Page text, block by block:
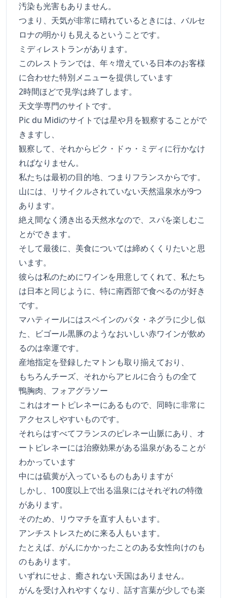
汚染も光害もありません。
つまり、天気が非常に晴れているときには、バルセ
ロナの明かりも見えるということです。
ミディレストランがあります。
このレストランでは、年々増えている日本のお客様
に合わせた特別メニューを提供しています
2時間ほどで見学は終了します。
天文学専門のサイトです。
Pic du Midiのサイトでは星や月を観察することがで
きますし、
観察して、それからピク・ドゥ・ミディに行かなけ
ればなりません。
私たちは最初の目的地、つまりフランスからです。
山には、リサイクルされていない天然温泉水が9つ
あります。
絶え間なく湧き出る天然水なので、スパを楽しむこ
とができます。
そして最後に、美食については締めくくりたいと思
います。
彼らは私のためにワインを用意してくれて、私たち
は日本と同じように、特に南西部で食べるのが好き
です。
マハティールにはスペインのパタ・ネグラに少し似
た、ビゴール黒豚のようなおいしい赤ワインが飲め
るのは幸運です。
産地指定を登録したマトンも取り揃えており、
もちろんチーズ、それからアヒルに合うもの全て
鴨胸肉、フォアグラソー
これはオートピレネーにあるもので、同時に非常に
アクセスしやすいものです。
それらはすべてフランスのピレネー山脈にあり、オ
ートピレネーには治療効果がある温泉があることが
わかっています
中には硫黄が入っているものもありますが
しかし、100度以上で出る温泉にはそれぞれの特徴
があります。
そのため、リウマチを直す人もいます。
アンチストレスために来る人もいます。
たとえば、がんにかかったことのある女性向けのも
のもあります。
いずれにせよ、癒されない天国はありません。
がんを受け入れやすくなり、話す言葉が少しでも楽